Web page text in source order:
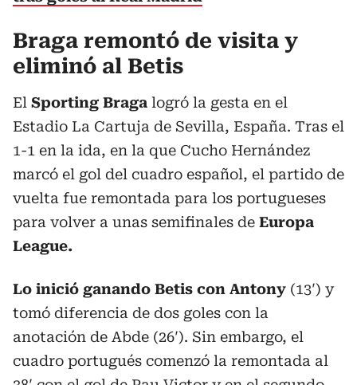
Braga remontó de visita y
eliminó al Betis
El Sporting Braga logró la gesta en el
Estadio La Cartuja de Sevilla, España. Tras el
1-1 en la ida, en la que Cucho Hernández
marcó el gol del cuadro español, el partido de
vuelta fue remontada para los portugueses
para volver a unas semifinales de Europa
League.
Lo inició ganando Betis con Antony (13′) y
tomó diferencia de dos goles con la
anotación de Abde (26′). Sin embargo, el
cuadro portugués comenzó la remontada al